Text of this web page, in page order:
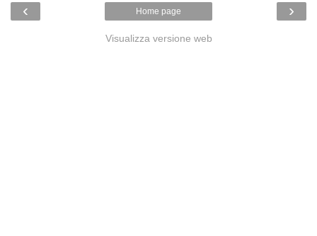
‹ ›
Home page
Visualizza versione web